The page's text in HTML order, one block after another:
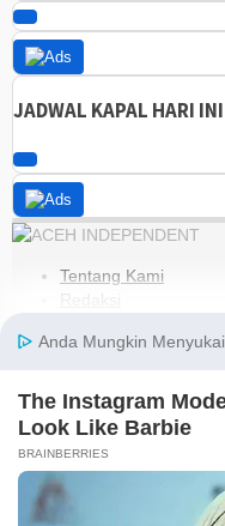
JADWAL KAPAL HARI INI
Tentang Kami
Redaksi
Pedoman Media Siber
Kebijakan Privasi
Jaringan Social